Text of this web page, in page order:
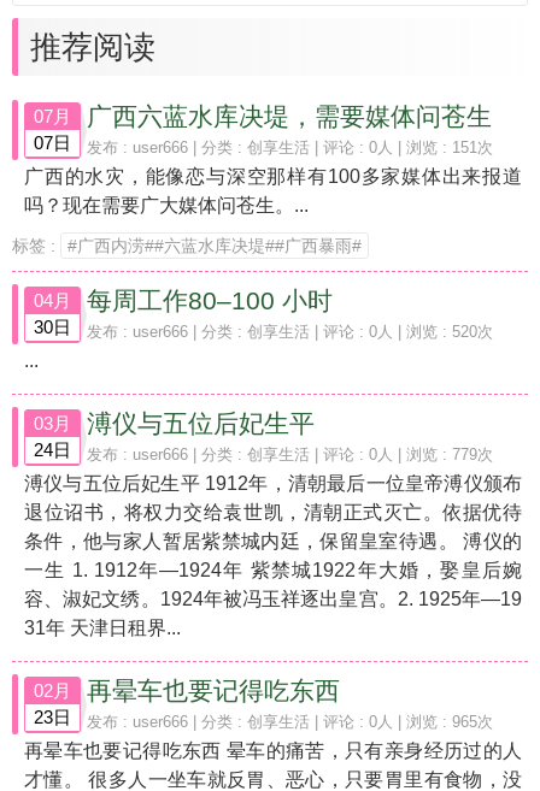
推荐阅读
07月
07日
广西六蓝水库决堤，需要媒体问苍生
发布 : user666 | 分类 : 创享生活 | 评论 : 0人 | 浏览 : 151次
广西的水灾，能像恋与深空那样有100多家媒体出来报道
吗？现在需要广大媒体问苍生。...
标签 : #广西内涝##六蓝水库决堤##广西暴雨#
04月
30日
每周工作80–100 小时
发布 : user666 | 分类 : 创享生活 | 评论 : 0人 | 浏览 : 520次
...
03月
24日
溥仪与五位后妃生平
发布 : user666 | 分类 : 创享生活 | 评论 : 0人 | 浏览 : 779次
溥仪与五位后妃生平 1912年，清朝最后一位皇帝溥仪颁布
退位诏书，将权力交给袁世凯，清朝正式灭亡。依据优待
条件，他与家人暂居紫禁城内廷，保留皇室待遇。 溥仪的
一生 1. 1912年—1924年 紫禁城1922年大婚，娶皇后婉
容、淑妃文绣。1924年被冯玉祥逐出皇宫。2. 1925年—19
31年 天津日租界...
02月
23日
再晕车也要记得吃东西
发布 : user666 | 分类 : 创享生活 | 评论 : 0人 | 浏览 : 965次
再晕车也要记得吃东西 晕车的痛苦，只有亲身经历过的人
才懂。 很多人一坐车就反胃、恶心，只要胃里有食物，没